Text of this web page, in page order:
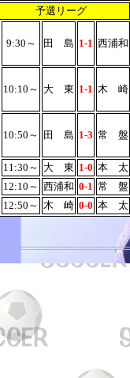
予選リーグ
9:30～ 田 島 1-1 西浦和
10:10～ 大 東 1-1 木 崎
10:50～ 田 島 1-3 常 盤
11:30～ 大 東 1-0 本 太
12:10～ 西浦和 0-1 常 盤
12:50～ 木 崎 0-0 本 太